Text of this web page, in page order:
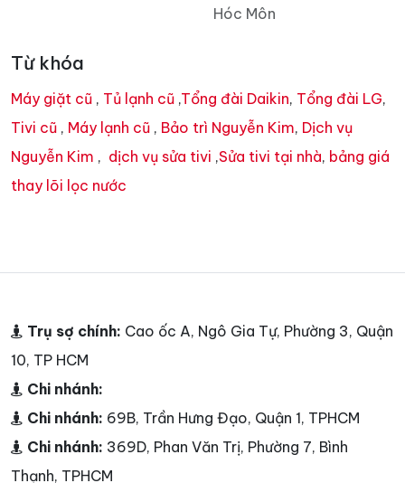
Hóc Môn
Từ khóa
Máy giặt cũ , Tủ lạnh cũ ,Tổng đài Daikin, Tổng đài LG,
Tivi cũ , Máy lạnh cũ , Bảo trì Nguyễn Kim, Dịch vụ
Nguyễn Kim , dịch vụ sửa tivi ,Sửa tivi tại nhà, bảng giá
thay lõi lọc nước
Trụ sợ chính: Cao ốc A, Ngô Gia Tự, Phường 3, Quận
10, TP HCM
Chi nhánh:
Chi nhánh: 69B, Trần Hưng Đạo, Quận 1, TPHCM
Chi nhánh: 369D, Phan Văn Trị, Phường 7, Bình
Thạnh, TPHCM